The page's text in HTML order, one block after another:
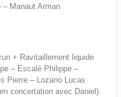
– Manaut Arman
+ Ravitaillement liquide
– Escalé Philippe –
Pierre – Lozano Lucas
concertation avec Daniel).